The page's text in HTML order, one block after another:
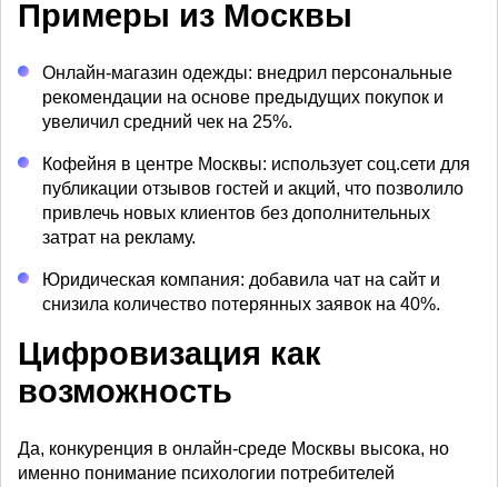
Примеры из Москвы
Онлайн-магазин одежды: внедрил персональные
рекомендации на основе предыдущих покупок и
увеличил средний чек на 25%.
Кофейня в центре Москвы: использует соц.сети для
публикации отзывов гостей и акций, что позволило
привлечь новых клиентов без дополнительных
затрат на рекламу.
Юридическая компания: добавила чат на сайт и
снизила количество потерянных заявок на 40%.
Цифровизация как
возможность
Да, конкуренция в онлайн-среде Москвы высока, но
именно понимание психологии потребителей